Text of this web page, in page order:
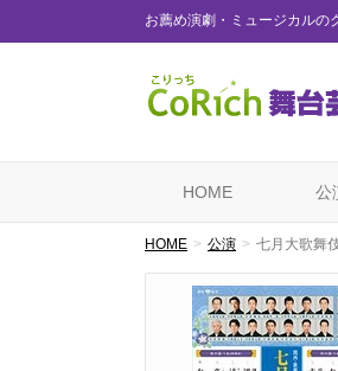
お薦め演劇・ミュージカルの
HOME 公
HOME 公演 七月大歌舞